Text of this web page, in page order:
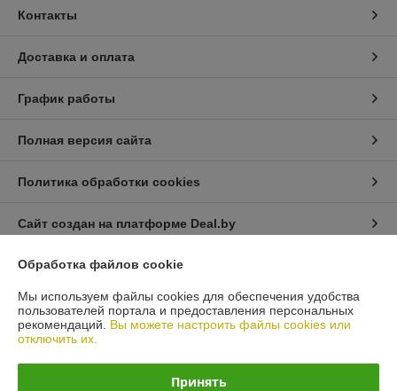
Контакты
Доставка и оплата
График работы
Полная версия сайта
Политика обработки cookies
Сайт создан на платформе Deal.by
Юридическое лицо:Общество с ограниченной ответственностью
«Автопроект Плюс»
г. Минск, ул. Тимирязева, д.114-8
Регистрационный номер ЕГР: 193664948
Обработка файлов cookie
Мы используем файлы cookies для обеспечения удобства
пользователей портала и предоставления персональных
рекомендаций. Вы можете настроить файлы cookies или
отключить их.
Принять